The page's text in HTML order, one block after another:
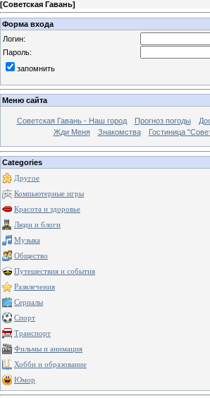
[Советская Гавань]
Форма входа
Логин:
Пароль:
запомнить
Меню сайта
Советская Гавань - Наш город Прогноз погоды
Жди Меня
Знакомства Гостиница
Categories
Другое
Компьютерные игры
Красота и здоровье
Люди и блоги
Музыка
Общество
Путешествия и события
Развлечения
Сериалы
Спорт
Транспорт
Фильмы и анимация
Хобби и образование
Юмор